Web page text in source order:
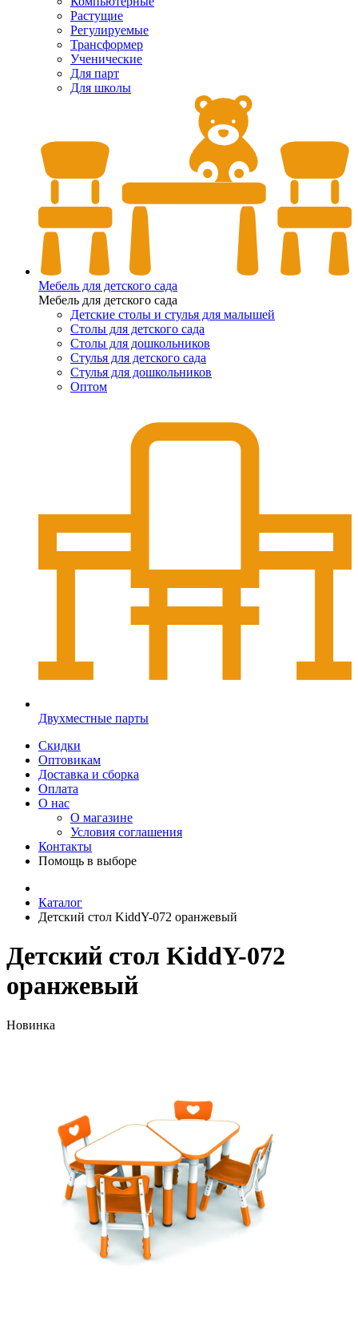
Растущие
Регулируемые
Трансформер
Ученические
Для парт
Для школы
Мебель для детского сада
Мебель для детского сада
Детские столы и стулья для малышей
Столы для детского сада
Столы для дошкольников
Стулья для детского сада
Стулья для дошкольников
Оптом
Двухместные парты
Скидки
Оптовикам
Доставка и сборка
Оплата
О нас
О магазине
Условия соглашения
Контакты
Помощь в выборе
Каталог
Детский стол KiddY-072 оранжевый
Детский стол KiddY-072
оранжевый
Новинка